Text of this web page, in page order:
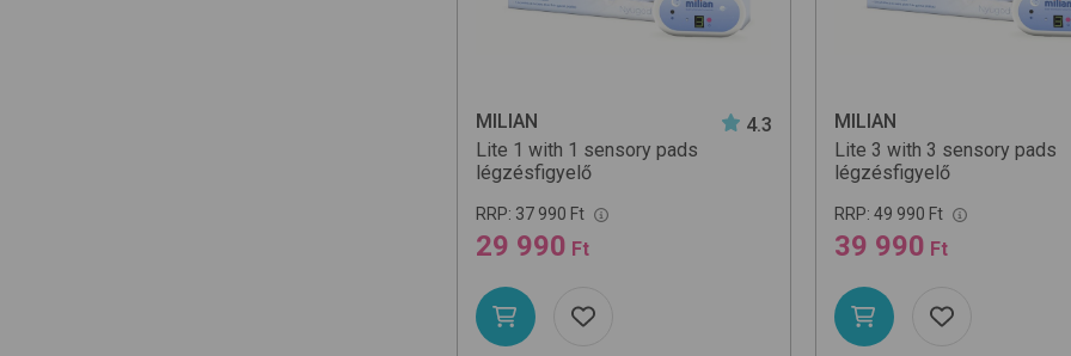
MILIAN
4.3
Lite 1 with 1 sensory pads
légzésfigyelő
RRP: 37 990 Ft
29 990 Ft
MILIAN
Lite 3 with 3 sensory pads
légzésfigyelő
RRP: 49 990 Ft
39 990 Ft